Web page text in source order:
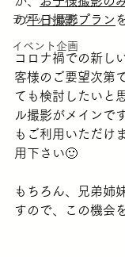
チケット販売
イベント企画
の平日撮影プラン
コロナ禍での新し
客様のご要望次第
ても検討したいと
ル撮影がメインで
もご利用いただけ
用下さい🙂
もちろん、兄弟姉
すので、この機会